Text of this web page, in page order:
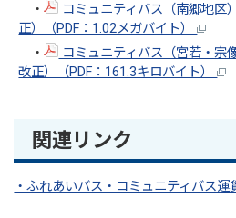
・
コミュニティバス（南郷地区
正）（PDF：1.02メガバイト）
・
コミュニティバス（宮若・宗
改正）（PDF：161.3キロバイト）
関連リンク
・ふれあいバス・コミュニティバス運